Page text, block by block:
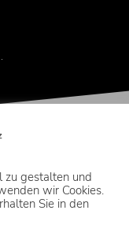
zu gestalten und
wir Cookies.
Sie in den